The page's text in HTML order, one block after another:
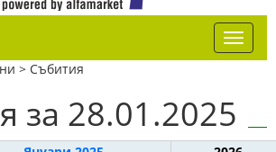
> Събития
за 28.01.2025